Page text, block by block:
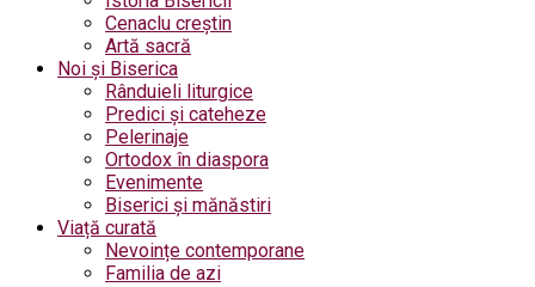
Cenaclu creștin
Artă sacră
Noi și Biserica
Rânduieli liturgice
Predici și cateheze
Pelerinaje
Ortodox în diaspora
Evenimente
Biserici și mănăstiri
Viață curată
Nevoințe contemporane
Familia de azi